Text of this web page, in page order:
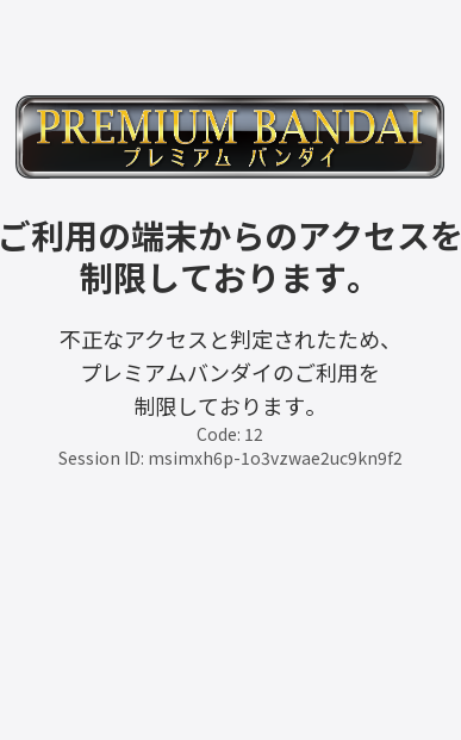
ご利用の端末からのアクセスを
制限しております。
不正なアクセスと判定されたため、
プレミアムバンダイのご利用を
制限しております。
Code: 12
Session ID: msimxh6p-1o3vzwae2uc9kn9f2